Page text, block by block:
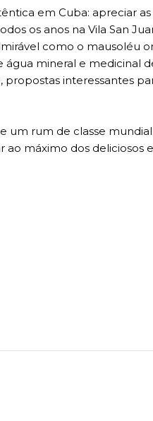
em Cuba: apreciar as
os anos na Vila San
como o mausoléu
água mineral e medicinal
interessantes
um rum de classe
máximo dos deliciosos